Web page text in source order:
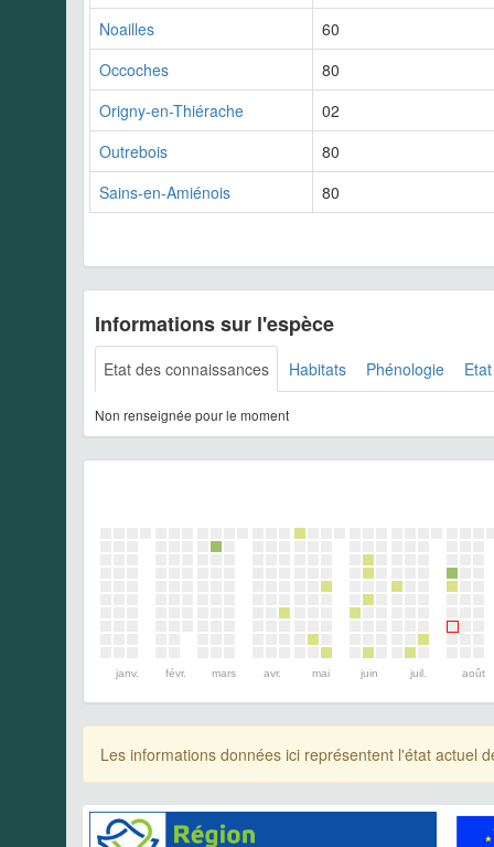
Noailles
60
Occoches
80
Origny-en-Thiérache
02
Outrebois
80
Sains-en-Amiénois
80
Informations sur l'espèce
Etat des connaissances Habitats Phénologie
Non renseignée pour le moment
janv. févr. mars avr. mai juin juil. août
Les informations données ici représentent l'état actuel